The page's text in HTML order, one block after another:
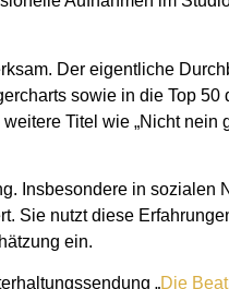
Der eigentliche
sowie in die Top 50
Titel wie „Nicht nein
Insbesondere in sozialen
Sie nutzt diese
ein.
„Die